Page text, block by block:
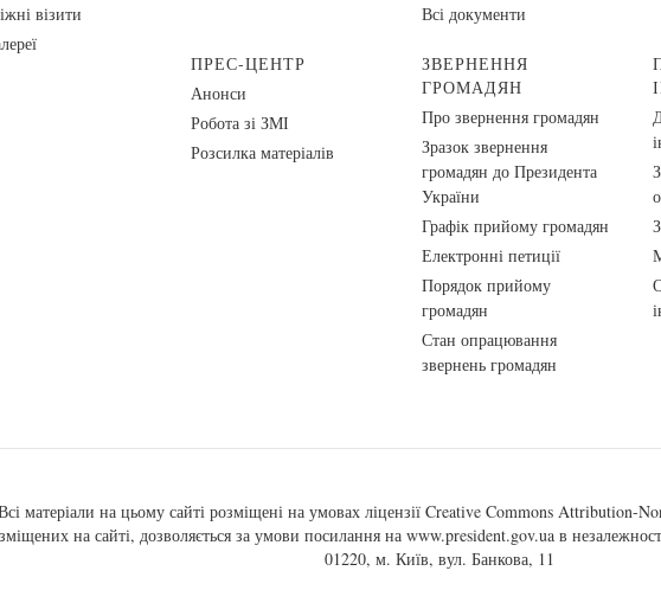
візити
Всі документи
ПРЕС-ЦЕНТР
Анонси
Робота зі ЗМІ
Розсилка матеріалів
ЗВЕРНЕННЯ
ГРОМАДЯН
Про звернення громадян
Зразок звернення
громадян до Президента
України
Графік прийому громадян
Електронні петиції
Порядок прийому
громадян
Стан опрацювання
звернень громадян
матеріали на цьому сайті розміщені на умовах ліцензії Creative Commons Attribution-
на сайті, дозволяється за умови посилання на www.president.gov.ua в
01220, м. Київ, вул. Банкова, 11